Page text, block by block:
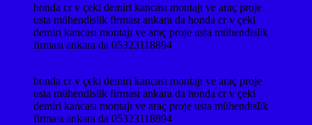
honda cr v çeki demiri kancası montajı ve araç proje
usta mühendislik firması ankara da honda cr v çeki
demiri kancası montajı ve araç proje usta mühendislik
firması ankara da 05323118894
honda cr v çeki demiri kancası montajı ve araç proje
usta mühendislik firması ankara da honda cr v çeki
demiri kancası montajı ve araç proje usta mühendislik
firması ankara da 05323118894